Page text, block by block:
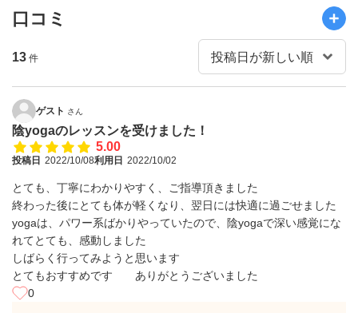
口コミ
13 件
ゲスト さん
陰yogaのレッスンを受けました！
5.00
投稿日 2022/10/08利用日 2022/10/02
とても、丁寧にわかりやすく、ご指導頂きました
終わった後にとても体が軽くなり、翌日には快適に過ごせました
yogaは、パワー系ばかりやっていたので、陰yogaで深い感覚にな
れてとても、感動しました
しばらく行ってみようと思います
とてもおすすめです ありがとうございました
0